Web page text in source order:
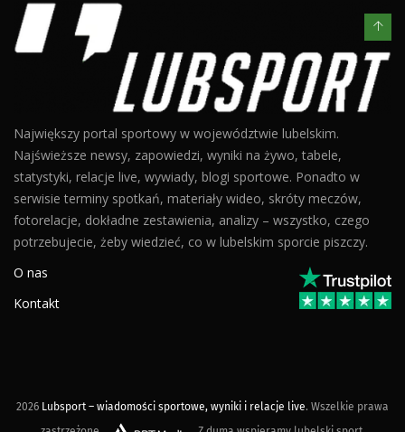
Największy portal sportowy w województwie lubelskim.
Najświeższe newsy, zapowiedzi, wyniki na żywo, tabele,
statystyki, relacje live, wywiady, blogi sportowe. Ponadto w
serwisie terminy spotkań, materiały wideo, skróty meczów,
fotorelacje, dokładne zestawienia, analizy – wszystko, czego
potrzebujecie, żeby wiedzieć, co w lubelskim sporcie piszczy.
O nas
Kontakt
2026 Lubsport – wiadomości sportowe, wyniki i relacje live. Wszelkie prawa